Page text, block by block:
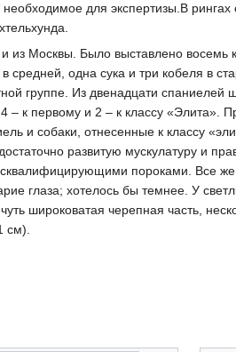
для экспертизы.В
Москвы. Было выставлено восемь
одна сука и три кобеля в
группе. Из двенадцати
первому и 2 – к классу «Элита».
и собаки, отнесенные к классу
развитую мускулатуру и
пороками. Все
глаза; хотелось бы темнее. У
широковатая черепная часть,
см).